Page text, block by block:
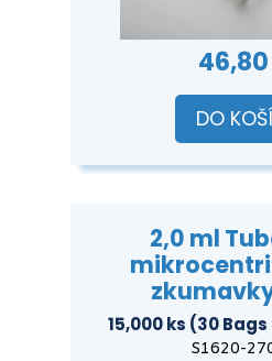
DO
2,0 ml
15,000 ks (30
S1620-